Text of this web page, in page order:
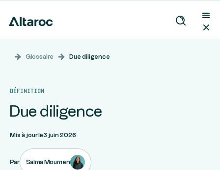
Glossaire Due diligence
Définition
Due diligence
Mis à jour le3 juin 2026
Par Salma Moumen